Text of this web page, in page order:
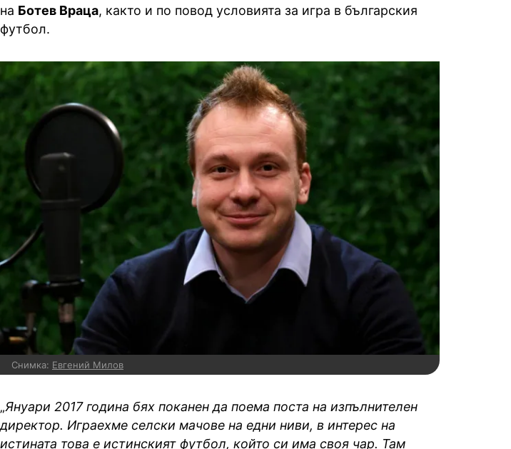
на Ботев Враца, както и по повод условията за игра в българския
футбол.
Снимка: Евгений Милов
„Януари 2017 година бях поканен да поема поста на изпълнителен
директор. Играехме селски мачове на едни ниви, в интерес на
истината това е истинският футбол, който си има своя чар. Там